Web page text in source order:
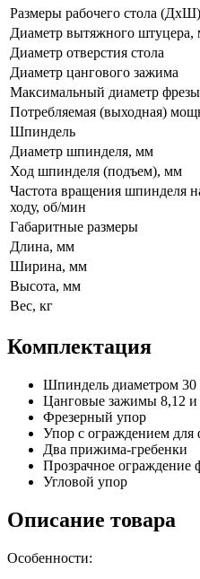
Размеры рабочего стола
Диаметр вытяжного штуцера,
Диаметр отверстия стола
Диаметр цангового зажима
Максимальный диаметр
Потребляемая (выходная)
Шпиндель
Диаметр шпинделя, мм
Ход шпинделя (подъем), мм
Частота вращения шпинделя
ходу, об/мин
Габаритные размеры
Длина, мм
Ширина, мм
Высота, мм
Вес, кг
Комплектация
Шпиндель диаметром
Цанговые зажимы 8,12
Фрезерный упор
Упор с ограждением для
Два прижима-гребенки
Прозрачное ограждение
Угловой упор
Описание товара
Особенности: